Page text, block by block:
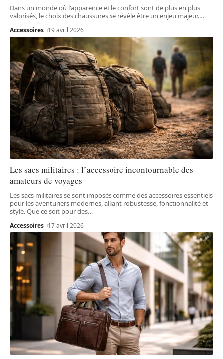
Dans un monde où l'apparence et le confort sont de plus en plus
valorisés, le choix des chaussures se révèle être un enjeu majeur.…
Accessoires 19 avril 2026
Les sacs militaires : l’accessoire incontournable des
amateurs de voyages
Les sacs militaires se sont imposés comme des accessoires essentiels
pour les aventuriers modernes, alliant robustesse, fonctionnalité et
style. Que ce soit pour des…
Accessoires 17 avril 2026